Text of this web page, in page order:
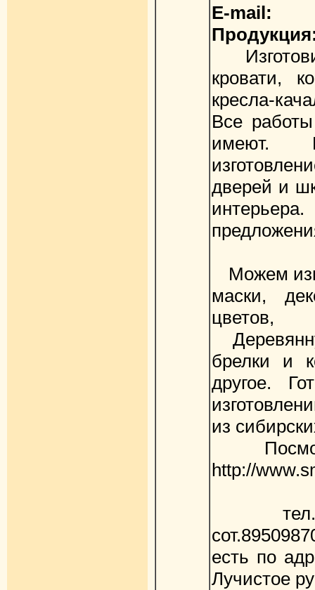
E-mail:
кровати,
кресла-
Все
имеют.
дверей и
Можем
маски,
цветов,
брелки и
другое.
из
http://
тел.
есть по
Лучистое ру